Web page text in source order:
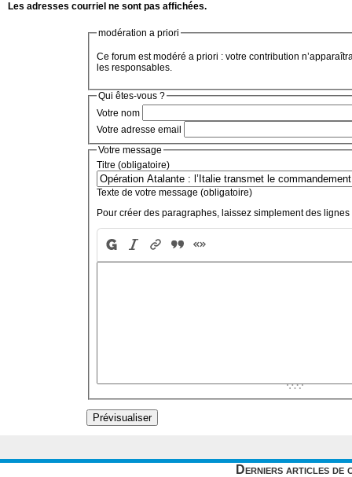
Les adresses courriel ne sont pas affichées.
modération a priori
Ce forum est modéré a priori : votre contribution
les responsables.
Qui êtes-vous ?
Votre nom
Votre adresse email
Votre message
Titre (obligatoire)
Texte de votre message (obligatoire)
Pour créer des paragraphes, laissez simplement des lignes
Derniers articles de